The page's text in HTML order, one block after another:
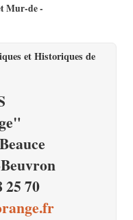
Mur-de -
et Historiques de
25 70